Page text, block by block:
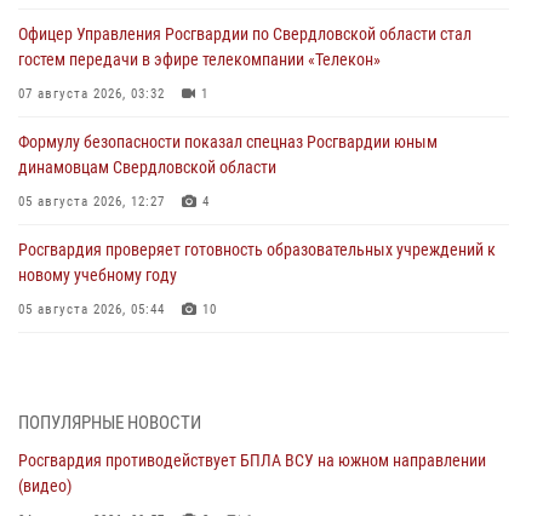
Офицер Управления Росгвардии по Свердловской области стал
гостем передачи в эфире телекомпании «Телекон»
07 августа 2026, 03:32 1
Формулу безопасности показал спецназ Росгвардии юным
динамовцам Свердловской области
05 августа 2026, 12:27 4
Росгвардия проверяет готовность образовательных учреждений к
новому учебному году
05 августа 2026, 05:44 10
04 августа 2026, 09:57 2
Росгвардия приняла участие в обеспечении безопасности Дня
города в Екатеринбурге
ПОПУЛЯРНЫЕ НОВОСТИ
Росгвардия противодействует БПЛА ВСУ на южном направлении
(видео)